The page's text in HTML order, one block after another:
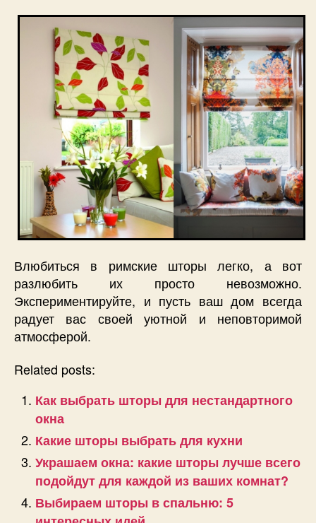
Влюбиться в римские шторы легко, а вот
разлюбить их просто невозможно.
Экспериментируйте, и пусть ваш дом всегда
радует вас своей уютной и неповторимой
атмосферой.
Related posts:
Как выбрать шторы для нестандартного
окна
Какие шторы выбрать для кухни
Украшаем окна: какие шторы лучше всего
подойдут для каждой из ваших комнат?
Выбираем шторы в спальню: 5